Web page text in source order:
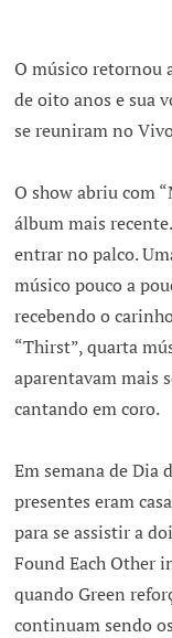
O músico retornou
de oito anos e sua
se reuniram no
O show abriu com
álbum mais
entrar no palco.
músico pouco a
recebendo o
“Thirst”, quarta
aparentavam mais
cantando em coro.
Em semana de Dia
presentes eram
para se assistir a
Found Each Other
quando Green
continuam sendo